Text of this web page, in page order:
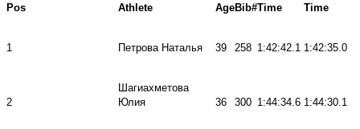
Pos Athlete AgeBib#Time
Time
1 Петрова Наталья 39 258 1:42:42.1 1:42:35.0
2
Шагиахметова
Юлия
36 300 1:44:34.6 1:44:30.1